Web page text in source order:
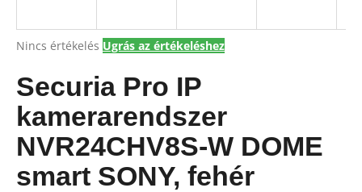
A
átlagos
értékelése
5-
ből
0,0
csillag.
Nincs értékelés Ugrás az értékeléshez
Securia Pro IP
kamerarendszer
NVR24CHV8S-W DOME
smart SONY, fehér
A
á
n
j
u
k